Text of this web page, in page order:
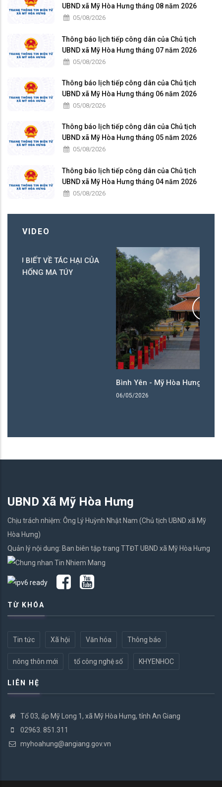
UBND xã Mỹ Hòa Hưng tháng 08 năm 2026
05/08/2026
Thông báo lịch tiếp công dân của Chủ tịch
UBND xã Mỹ Hòa Hưng tháng 07 năm 2026
05/08/2026
Thông báo lịch tiếp công dân của Chủ tịch
UBND xã Mỹ Hòa Hưng tháng 06 năm 2026
05/08/2026
Thông báo lịch tiếp công dân của Chủ tịch
UBND xã Mỹ Hòa Hưng tháng 05 năm 2026
05/08/2026
Thông báo lịch tiếp công dân của Chủ tịch
UBND xã Mỹ Hòa Hưng tháng 04 năm 2026
05/08/2026
VIDEO
UBND Xã Mỹ Hòa Hưng
Chịu trách nhiệm: Ông Lý Huỳnh Nhật Nam (Chủ tịch UBND xã Mỹ
Hòa Hưng)
Quản lý nội dung: Ban biên tập trang TTĐT UBND xã Mỹ Hòa Hưng
TỪ KHÓA
Tin tức Xã hội Văn hóa Thông báo
nông thôn mới tổ công nghệ số KHYENHOC
LIÊN HỆ
Tổ 03, ấp Mỹ Long 1, xã Mỹ Hòa Hưng, tỉnh An Giang
02963. 851.311
myhoahung@angiang.gov.vn